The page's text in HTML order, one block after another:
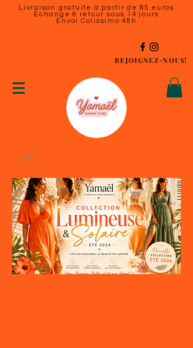
Livraison gratuite à partir de 85 euros
Échange & retour sous 14 jours
Envoi Colissimo 48h
REJOIGNEZ-NOUS!